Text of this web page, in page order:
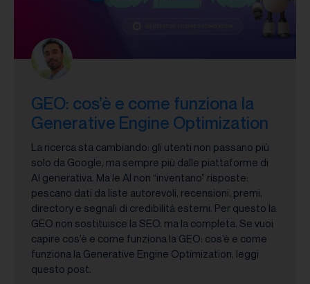
GEO: cos’è e come funziona la
Generative Engine Optimization
La ricerca sta cambiando: gli utenti non passano più
solo da Google, ma sempre più dalle piattaforme di
AI generativa. Ma le AI non “inventano” risposte:
pescano dati da liste autorevoli, recensioni, premi,
directory e segnali di credibilità esterni. Per questo la
GEO non sostituisce la SEO, ma la completa. Se vuoi
capire cos’è e come funziona la GEO: cos’è e come
funziona la Generative Engine Optimization, leggi
questo post.